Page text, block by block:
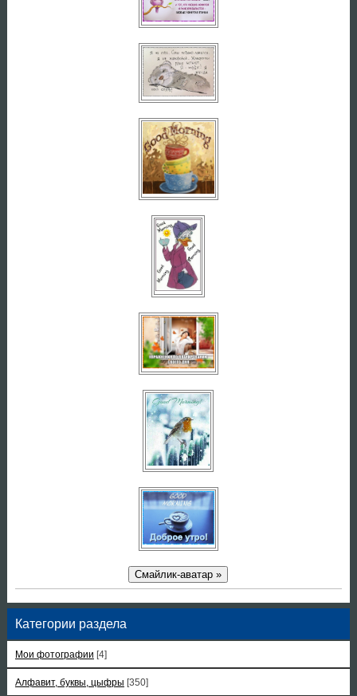
Смайлик-аватар »
Категории раздела
Мои фотографии [4]
Алфавит, буквы, цыфры [350]